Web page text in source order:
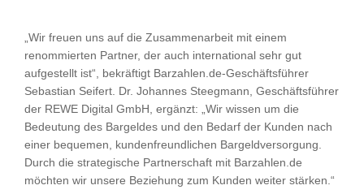
„Wir freuen uns auf die Zusammenarbeit mit einem
renommierten Partner, der auch international sehr gut
aufgestellt ist“, bekräftigt Barzahlen.de-Geschäftsführer
Sebastian Seifert. Dr. Johannes Steegmann, Geschäftsführer
der REWE Digital GmbH, ergänzt: „Wir wissen um die
Bedeutung des Bargeldes und den Bedarf der Kunden nach
einer bequemen, kundenfreundlichen Bargeldversorgung.
Durch die strategische Partnerschaft mit Barzahlen.de
möchten wir unsere Beziehung zum Kunden weiter stärken.“